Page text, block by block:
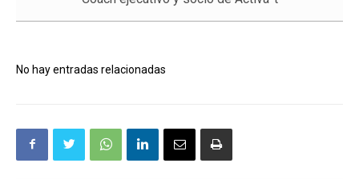
No hay entradas relacionadas